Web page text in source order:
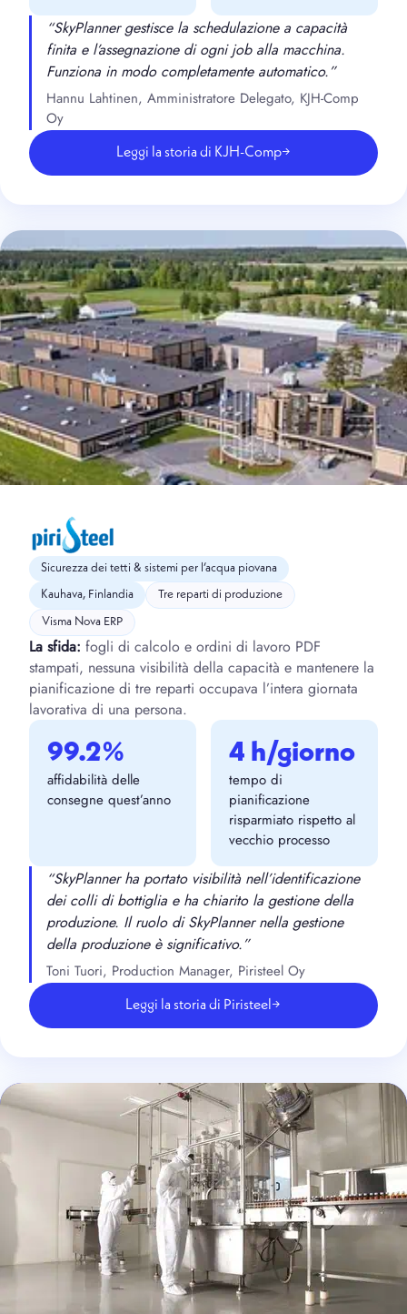
“SkyPlanner gestisce la schedulazione a capacità
finita e l’assegnazione di ogni job alla macchina.
Funziona in modo completamente automatico.”
Hannu Lahtinen, Amministratore Delegato, KJH-Comp
Oy
Leggi la storia di KJH-Comp→
Sicurezza dei tetti & sistemi per l’acqua piovana
Kauhava, Finlandia Tre reparti di produzione
Visma Nova ERP
La sfida: fogli di calcolo e ordini di lavoro PDF
stampati, nessuna visibilità della capacità e mantenere la
pianificazione di tre reparti occupava l’intera giornata
lavorativa di una persona.
99.2%
affidabilità delle
consegne quest’anno
4 h/giorno
tempo di
pianificazione
risparmiato rispetto al
vecchio processo
“SkyPlanner ha portato visibilità nell’identificazione
dei colli di bottiglia e ha chiarito la gestione della
produzione. Il ruolo di SkyPlanner nella gestione
della produzione è significativo.”
Toni Tuori, Production Manager, Piristeel Oy
Leggi la storia di Piristeel →